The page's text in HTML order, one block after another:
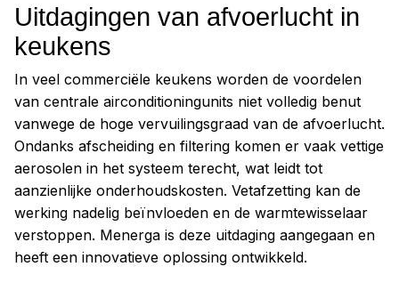
Uitdagingen van afvoerlucht in
keukens
In veel commerciële keukens worden de voordelen
van centrale airconditioningunits niet volledig benut
vanwege de hoge vervuilingsgraad van de afvoerlucht.
Ondanks afscheiding en filtering komen er vaak vettige
aerosolen in het systeem terecht, wat leidt tot
aanzienlijke onderhoudskosten. Vetafzetting kan de
werking nadelig beïnvloeden en de warmtewisselaar
verstoppen. Menerga is deze uitdaging aangegaan en
heeft een innovatieve oplossing ontwikkeld.